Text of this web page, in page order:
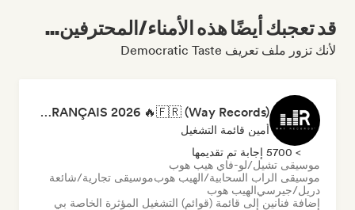
قد تعجبك أيضًا هذه الأمناء/المحترفين...
لأنك تزور ملف تعريف Democratic Taste
RAP FRANÇAIS 2026 🔥🇫🇷 (Way Records)
أمين قائمة التشغيل
> 5700 إجابة تم تقديمها
موسيقى تشيل/لو-فاي هيب هوب
موسيقى الراب السحابية/الهيب هوبموسيقى تجارية/شائعة
دريل/جيرسيالهيب هوب
إضافة فنانين إلى قائمة (قوائم) التشغيل المؤثرة الخاصة بي